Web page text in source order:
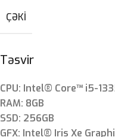
Təsvir
CPU: Intel® Core™ i5-
RAM: 8GB
SSD: 256GB
GFX: Intel® Iris Xe
ÇƏKI